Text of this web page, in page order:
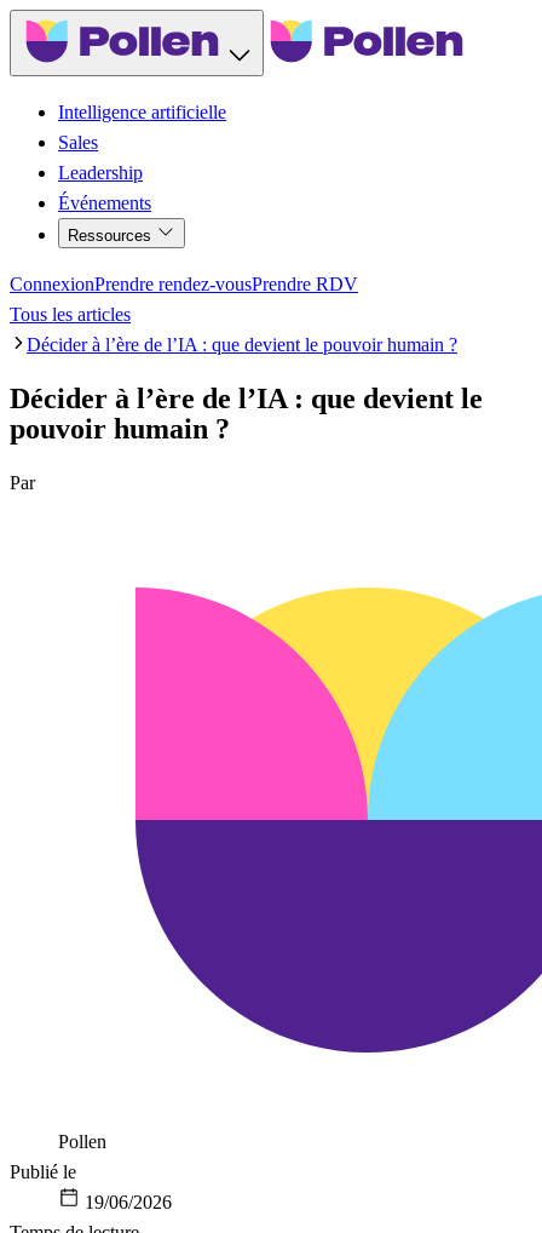
Intelligence artificielle
Sales
Leadership
Événements
Ressources
ConnexionPrendre rendez-vousPrendre RDV
Tous les articles
Décider à l’ère de l’IA : que devient le pouvoir humain ?
Décider à l’ère de l’IA : que devient le
pouvoir humain ?
Par
Pollen
Publié le
19/06/2026